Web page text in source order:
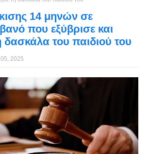
14 μηνών σε
που εξύβρισε και
δασκάλα του παιδιού του
05, 2025